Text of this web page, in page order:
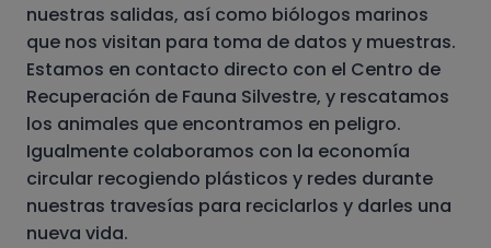
nuestras salidas, así como biólogos marinos
que nos visitan para toma de datos y muestras.
Estamos en contacto directo con el Centro de
Recuperación de Fauna Silvestre, y rescatamos
los animales que encontramos en peligro.
Igualmente colaboramos con la economía
circular recogiendo plásticos y redes durante
nuestras travesías para reciclarlos y darles una
nueva vida.